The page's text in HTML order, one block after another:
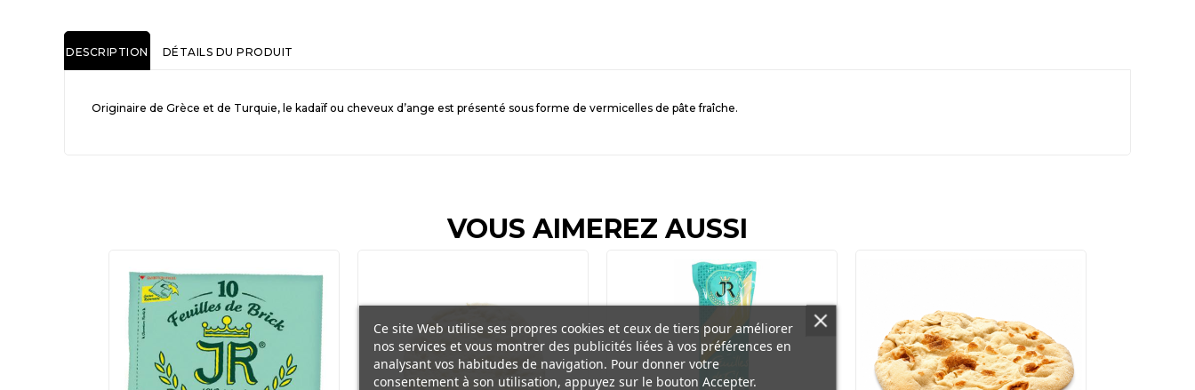
DESCRIPTION DÉTAILS DU PRODUIT
Originaire de Grèce et de Turquie, le kadaïf ou cheveux d’ange est présenté sous forme de vermicelles de pâte fraîche.
VOUS AIMEREZ AUSSI
Ce site Web utilise ses propres cookies et ceux de tiers pour améliorer
nos services et vous montrer des publicités liées à vos préférences en
analysant vos habitudes de navigation. Pour donner votre
consentement à son utilisation, appuyez sur le bouton Accepter.